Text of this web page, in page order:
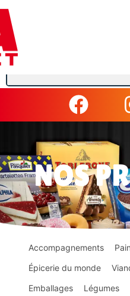
NOS
Accompagnements
Épicerie du monde
Emballages
Légumes